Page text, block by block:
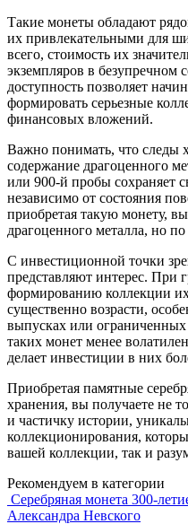
Такие монеты обладают
их привлекательными для
всего, стоимость их
экземпляров в безупречном
доступность позволяет
формировать серьезные
финансовых вложений.
Важно понимать, что следы
содержание драгоценного
или 900-й пробы сохраняет
независимо от состояния
приобретая такую монету,
драгоценного металла, но
С инвестиционной точки
представляют интерес. При
формированию коллекции
существенно возрасти,
выпусках или
таких монет менее
делает инвестиции в них
Приобретая памятные
хранения, вы получаете не
и частичку истории,
коллекционирования,
вашей коллекции, так и
Рекомендуем в категории
Серебряная монета 300-
Александра Невского